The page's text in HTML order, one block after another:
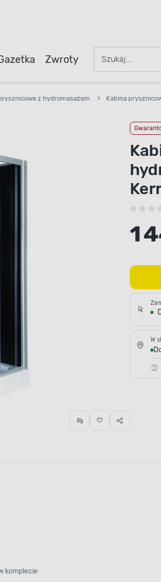
Zwroty
z hydromasażem > Kabina
1
W
komplecie